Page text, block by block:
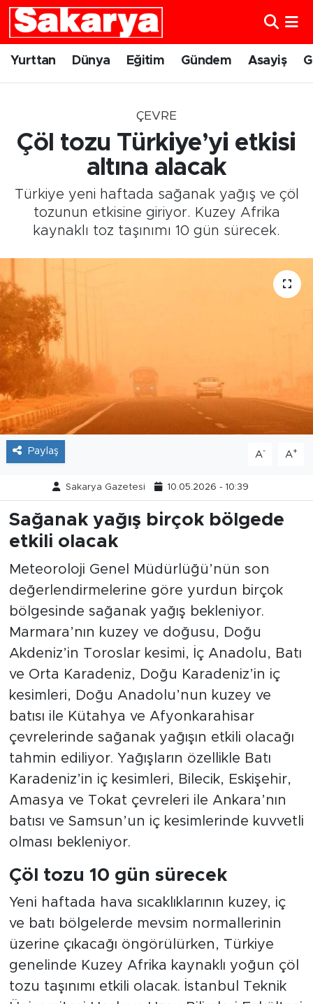
Yurttan Dünya Eğitim Gündem Asayiş
ÇEVRE
Çöl tozu Türkiye’yi etkisi
altına alacak
Türkiye yeni haftada sağanak yağış ve çöl
tozunun etkisine giriyor. Kuzey Afrika
kaynaklı toz taşınımı 10 gün sürecek.
Paylaş A- A+
Sakarya Gazetesi 10.05.2026 - 10:39
Sağanak yağış birçok bölgede
etkili olacak
Meteoroloji Genel Müdürlüğü’nün son
değerlendirmelerine göre yurdun birçok
bölgesinde sağanak yağış bekleniyor.
Marmara’nın kuzey ve doğusu, Doğu
Akdeniz’in Toroslar kesimi, İç Anadolu, Batı
ve Orta Karadeniz, Doğu Karadeniz’in iç
kesimleri, Doğu Anadolu’nun kuzey ve
batısı ile Kütahya ve Afyonkarahisar
çevrelerinde sağanak yağışın etkili olacağı
tahmin ediliyor. Yağışların özellikle Batı
Karadeniz’in iç kesimleri, Bilecik, Eskişehir,
Amasya ve Tokat çevreleri ile Ankara’nın
batısı ve Samsun’un iç kesimlerinde kuvvetli
olması bekleniyor.
Çöl tozu 10 gün sürecek
Yeni haftada hava sıcaklıklarının kuzey, iç
ve batı bölgelerde mevsim normallerinin
üzerine çıkacağı öngörülürken, Türkiye
genelinde Kuzey Afrika kaynaklı yoğun çöl
tozu taşınımı etkili olacak. İstanbul Teknik
Yurttan
Gündem
Eskişehirspor
Spor
Kültür Sanat
Tarihçe
Resmi İlanlar
Söyleşi
Foto Şaka
Teknoloji
Politika
Eskişehir Nöbetçi Eczaneler
Eskişehir Namaz Vakitleri
Eskişehir Trafik Yoğunluk Haritası
Süper Lig Puan Durumu ve Fikstür
Tüm Manşetler
Haber Arşivi